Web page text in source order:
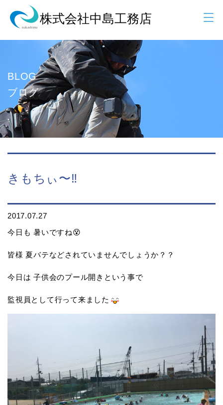
BLOG
ブログ
きもちぃ〜‼️
2017.07.27
今日も 暑いですね😵
皆様 夏バテなどされていませんでしょうか？？
今日は 子供会のプール開きという事で
監視員として行って来ました